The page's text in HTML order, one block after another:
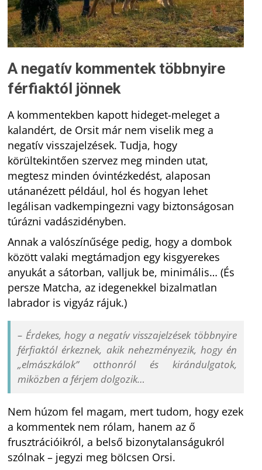
A negatív kommentek többnyire
férfiaktól jönnek
A kommentekben kapott hideget-meleget a
kalandért, de Orsit már nem viselik meg a
negatív visszajelzések. Tudja, hogy
körültekintően szervez meg minden utat,
megtesz minden óvintézkedést, alaposan
utánanézett például, hol és hogyan lehet
legálisan vadkempingezni vagy biztonságosan
túrázni vadászidényben.
Annak a valószínűsége pedig, hogy a dombok
között valaki megtámadjon egy kisgyerekes
anyukát a sátorban, valljuk be, minimális… (És
persze Matcha, az idegenekkel bizalmatlan
labrador is vigyáz rájuk.)
– Érdekes, hogy a negatív visszajelzések többnyire
férfiaktól érkeznek, akik nehezményezik, hogy én
„elmászkálok” otthonról és kirándulgatok,
miközben a férjem dolgozik…
Nem húzom fel magam, mert tudom, hogy ezek
a kommentek nem rólam, hanem az ő
frusztrációikról, a belső bizonytalanságukról
szólnak – jegyzi meg bölcsen Orsi.